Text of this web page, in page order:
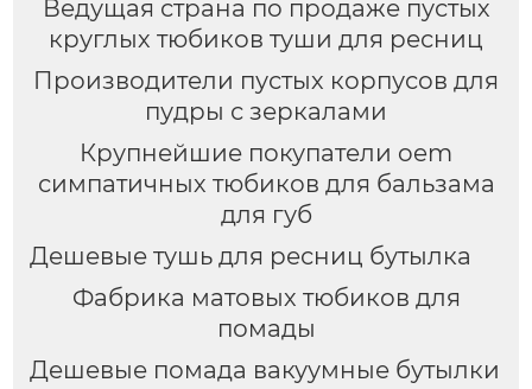
Ведущая страна по продаже пустых
круглых тюбиков туши для ресниц
Производители пустых корпусов для
пудры с зеркалами
Крупнейшие покупатели oem
симпатичных тюбиков для бальзама
для губ
Дешевые тушь для ресниц бутылка
Фабрика матовых тюбиков для
помады
Дешевые помада вакуумные бутылки